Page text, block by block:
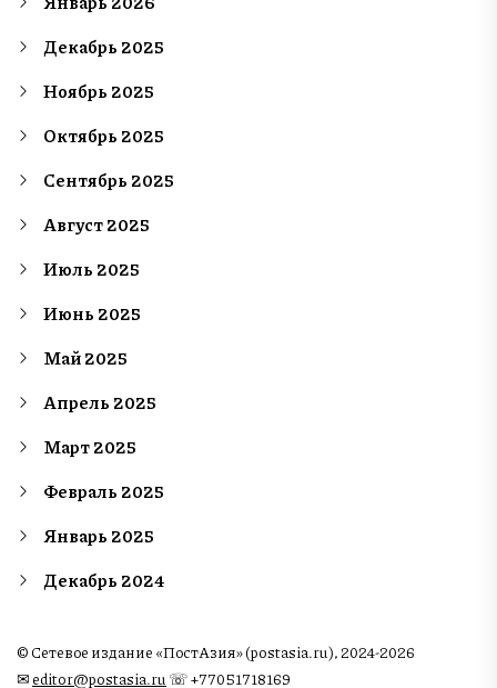
Декабрь 2025
Ноябрь 2025
Октябрь 2025
Сентябрь 2025
Август 2025
Июль 2025
Июнь 2025
Май 2025
Апрель 2025
Март 2025
Февраль 2025
Январь 2025
Декабрь 2024
© Сетевое издание «ПостАзия» (postasia.ru), 2024-2026
✉︎editor@postasia.ru ☏ +77051718169